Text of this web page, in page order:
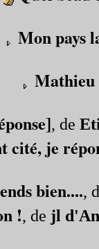
Mon pays
, de
cité, je
bien....,
!, de jl